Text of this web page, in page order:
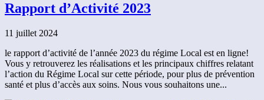
Rapport d’Activité 2023
11 juillet 2024
le rapport d’activité de l’année 2023 du régime Local est en ligne!
Vous y retrouverez les réalisations et les principaux chiffres relatant
l’action du Régime Local sur cette période, pour plus de prévention
santé et plus d’accès aux soins. Nous vous souhaitons une...